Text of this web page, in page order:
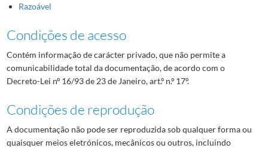
Razoável
Condições de acesso
Contém informação de carácter privado, que não permite a
comunicabilidade total da documentação, de acordo com o
Decreto-Lei nº 16/93 de 23 de Janeiro, art.º n.º 17º.
Condições de reprodução
A documentação não pode ser reproduzida sob qualquer forma ou
quaisquer meios eletrónicos, mecânicos ou outros, incluindo